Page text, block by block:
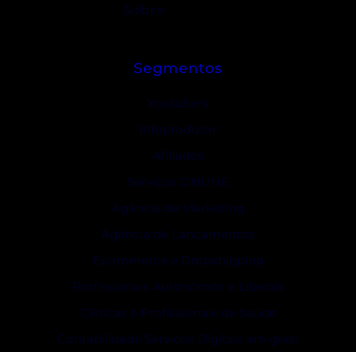
Sobre
Segmentos
Youtubers
Infoprodutor
Afiliados
Serviços ONLINE
Agência de Marketing
Agência de Lançamentos
Ecommerce e Dropshipping
Profissionais Autonômos e Liberais
Clínicas e Profissionais de Saúde
Contabilidade Serviços Digitais em geral